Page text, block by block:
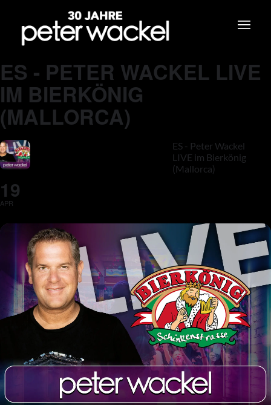
ES - PETER WACKEL LIVE
IM BIERKÖNIG
(MALLORCA)
19
APR
ES - Peter Wackel
LIVE im Bierkönig
(Mallorca)